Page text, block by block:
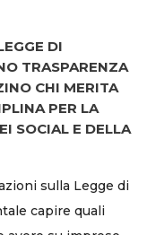
DI
TRASPARENZA
CHI MERITA
PER LA
SOCIAL E DELLA
sulla Legge di
capire quali